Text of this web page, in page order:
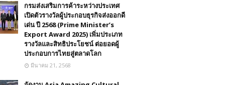
กรมส่งเสริมการค้าระหว่างประเทศ
เปิดตัวรางวัลผู้ประกอบธุรกิจส่งออกดี
เด่น ปี 2568 (Prime Minister’s
Export Award 2025) เพิ่มประเภท
รางวัลและสิทธิประโยชน์ ต่อยอดผู้
ประกอบการไทยสู่ตลาดโลก
มีนาคม 21, 2568